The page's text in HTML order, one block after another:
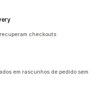
checkouts
em rascunhos de pedido sem